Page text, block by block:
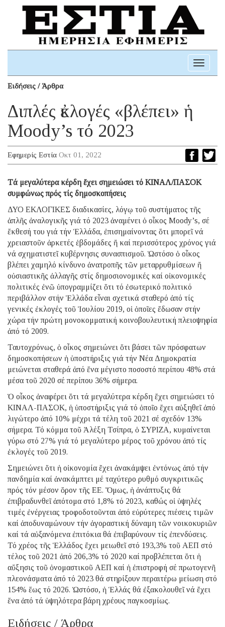
Toggle
Ειδήσεις / Άρθρα
Διπλές ἐκλογές «βλέπει» ἡ
Moody’s τό 2023
Εφημερίς Εστία Οκτ 01, 2022
Tά μεγαλύτερα κέρδη ἔχει σημειώσει τό ΚΙΝΑΛ/ΠΑΣΟΚ
συμφώνως πρός τίς δημοσκοπήσεις
ΔΥΟ ΕΚΛΟΓΙΚΕΣ διαδικασίες, λόγῳ τοῦ συστήματος τῆς
ἁπλῆς ἀναλογικῆς γιά τό 2023 ἀναμένει ὁ οἶκος Moody’s, σέ
ἔκθεσή του γιά τήν Ἑλλάδα, ἐπισημαίνοντας ὅτι μπορεῖ νά
χρειαστοῦν ἀρκετές ἑβδομάδες ἤ καί περισσότερος χρόνος γιά
νά σχηματιστεῖ κυβέρνησις συνασπισμοῦ. Ὡστόσο ὁ οἶκος
βλέπει χαμηλό κίνδυνο ἀνατροπῆς τῶν μεταρρυθμίσεων ἤ
οὐσιαστικῆς ἀλλαγῆς στίς δημοσιονομικές καί οἰκονομικές
πολιτικές ἐνῶ ὑπογραμμίζει ὅτι τό ἐσωτερικό πολιτικό
περιβάλλον στήν Ἑλλάδα εἶναι σχετικά σταθερό ἀπό τίς
γενικές ἐκλογές τοῦ Ἰουλίου 2019, οἱ ὁποῖες ἔδωσαν στήν
χώρα τήν πρώτη μονοκομματική κοινοβουλευτική πλειοψηφία
ἀπό τό 2009.
Ταυτοχρόνως, ὁ οἶκος σημειώνει ὅτι βάσει τῶν πρόσφατων
δημοσκοπήσεων ἡ ὑποστήριξις γιά τήν Νέα Δημοκρατία
μειώνεται σταθερά ἀπό ἕνα μέγιστο ποσοστό περίπου 48% στά
μέσα τοῦ 2020 σέ περίπου 36% σήμερα.
Ὁ οἶκος ἀναφέρει ὅτι τά μεγαλύτερα κέρδη ἔχει σημειώσει τό
ΚΙΝΑΛ-ΠΑΣΟΚ, ἡ ὑποστήριξις γιά τό ὁποῖο ἔχει αὐξηθεῖ ἀπό
λιγώτερο ἀπό 10% μέχρι τά τέλη τοῦ 2021 σέ σχεδόν 13%
σήμερα. Τό κόμμα τοῦ Ἀλέξη Τσίπρα, ὁ ΣΥΡΙΖΑ, κυμαίνεται
γύρω στό 27% γιά τό μεγαλύτερο μέρος τοῦ χρόνου ἀπό τίς
ἐκλογές τοῦ 2019.
Σημειώνει ὅτι ἡ οἰκονομία ἔχει ἀνακάμψει ἐντόνως ἀπό τήν
πανδημία καί ἀνακάμπτει μέ ταχύτερο ρυθμό συγκριτικῶς
πρός τόν μέσον ὅρον τῆς ΕΕ. Ὅμως, ἡ ἀνάπτυξις θά
ἐπιβραδυνθεῖ ἀπότομα στό 1,8% τό 2023, καθώς οἱ ὑψηλές
τιμές ἐνέργειας τροφοδοτοῦνται ἀπό εὐρύτερες πιέσεις τιμῶν
καί ἀποδυναμώνουν τήν ἀγοραστική δύναμη τῶν νοικοκυριῶν
καί τά αὐξανόμενα ἐπιτόκια θά ἐπιβαρύνουν τίς ἐπενδύσεις.
Τό χρέος τῆς Ἑλλάδος ἔχει μειωθεῖ στό 193,3% τοῦ ΑΕΠ στό
τέλος τοῦ 2021 ἀπό 206,3% τό 2020 καί προβλέπεται ὅτι ἡ
αὔξησις τοῦ ὀνομαστικοῦ ΑΕΠ καί ἡ ἐπιστροφή σέ πρωτογενῆ
πλεονάσματα ἀπό τό 2023 θά στηρίξουν περαιτέρω μείωση στό
154% ἕως τό 2026. Ὡστόσο, ἡ Ἑλλάς θά ἐξακολουθεῖ νά ἔχει
ἕνα ἀπό τά ὑψηλότερα βάρη χρέους παγκοσμίως.
Ειδήσεις / Άρθρα